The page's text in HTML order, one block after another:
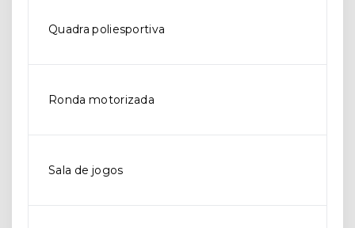
Quadra poliesportiva
Ronda motorizada
Sala de jogos